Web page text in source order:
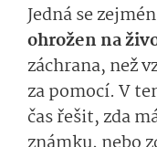
Jedná se
ohrožen na
záchrana, než
za pomocí. V
čas řešit, zda